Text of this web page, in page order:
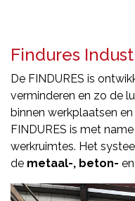
Findures
De FINDURES is
verminderen en zo de
binnen werkplaatsen
FINDURES is met
werkruimtes. Het
de metaal-, beton- en